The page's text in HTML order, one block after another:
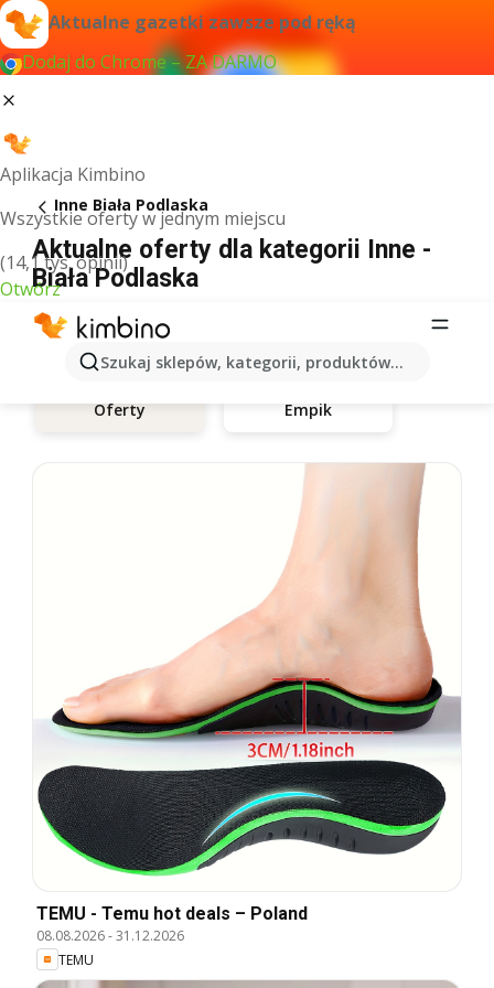
Aktualne gazetki zawsze pod ręką
Dodaj do Chrome – ZA DARMO
Aplikacja Kimbino
Wszystkie oferty w jednym miejscu
(14,1 tys. opinii)
Otwórz
Szukaj sklepów, kategorii, produktów...
Inne Biała Podlaska
Aktualne oferty dla kategorii Inne -
Biała Podlaska
Oferty Empik
TEMU - Temu hot deals – Poland
08.08.2026-31.12.2026
TEMU